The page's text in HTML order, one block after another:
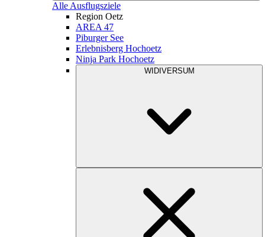
Alle Ausflugsziele
Region Oetz
AREA 47
Piburger See
Erlebnisberg Hochoetz
Ninja Park Hochoetz
WIDIVERSUM